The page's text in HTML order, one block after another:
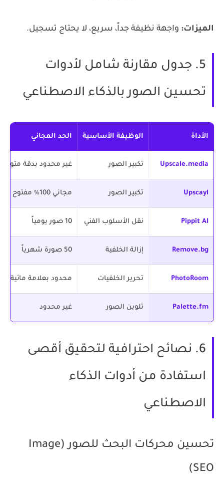
الميزات: واجهة نظيفة جداً، سريع، لا يحتاج تسجيل.
5. جدول مقارنة شامل لأدوات
تحسين الصور بالذكاء الاصطناعي
الأداة الوظيفة الأساسية الحد المجاني
Upscale.media تكبير الصور غير محدود بدقة
Upscayl تكبير الصور مجاني 100٪ مفتوح المصدر
Pippit AI نقل الأسلوب الفني 10 صور يومياً
Remove.bg إزالة الخلفية 50 صورة شهرياً
PhotoRoom تحرير الخلفيات محدود بعلامة مائية
Palette.fm تلوين الصور غير محدود
6. نصائح احترافية لتحقيق أقصى
استفادة من أدوات الذكاء
الاصطناعي
تحسين محركات البحث للصور (Image
SEO)